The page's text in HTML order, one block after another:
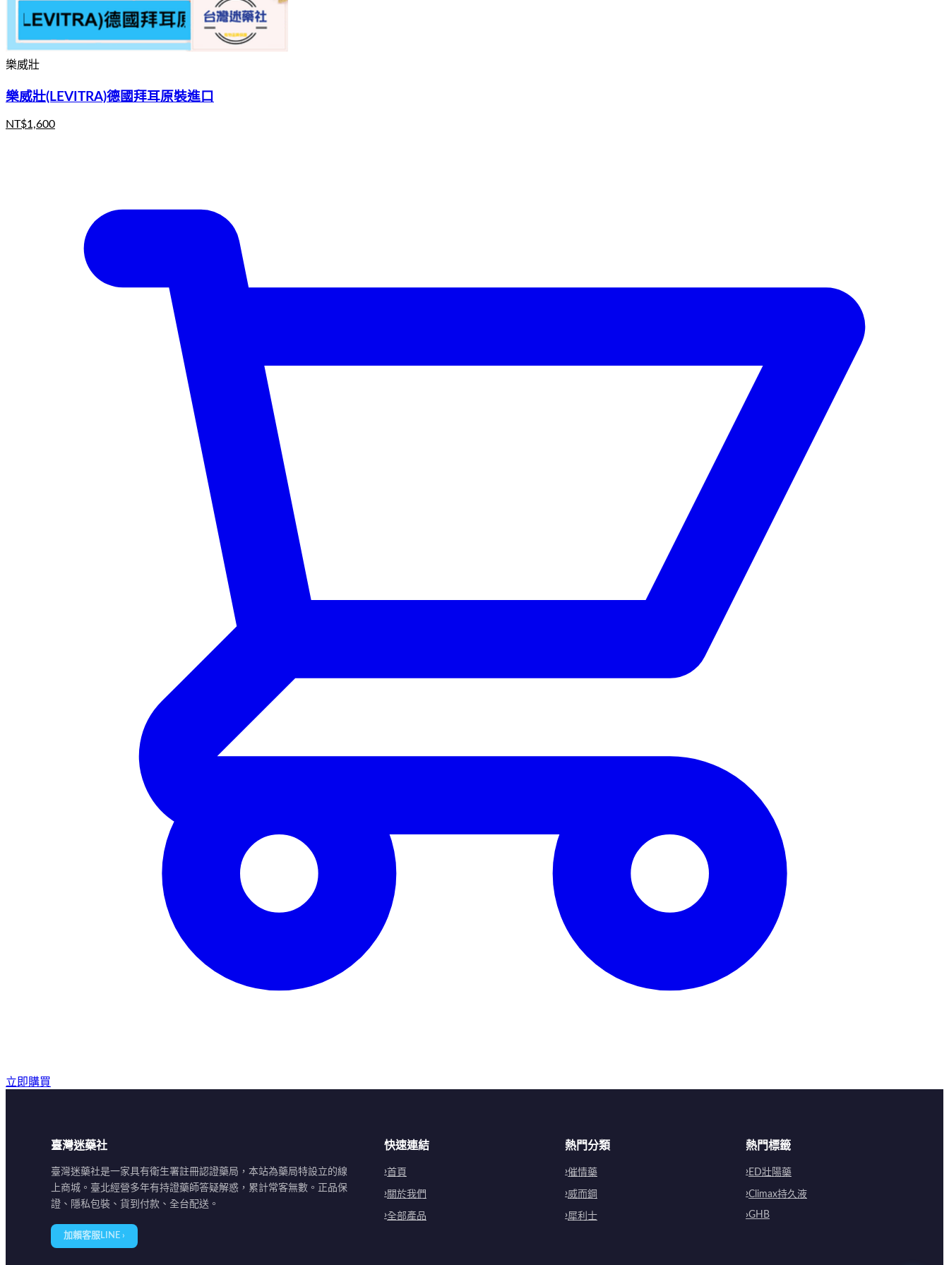
樂威壯
樂威壯(LEVITRA)德國拜耳原裝進口
NT$1,600
立即購買
臺灣迷藥社
臺灣迷藥社是一家具有衛生署註冊認證藥局，本站為藥局特設立的線
上商城。臺北經營多年有持證藥師答疑解惑，累計常客無數。正品保
證、隱私包裝、貨到付款、全台配送。
加賴客服LINE ›
快速連結
首頁
關於我們
全部產品
熱門分類
催情藥
威而鋼
犀利士
熱門標籤
ED壯陽藥
Climax持久液
GHB